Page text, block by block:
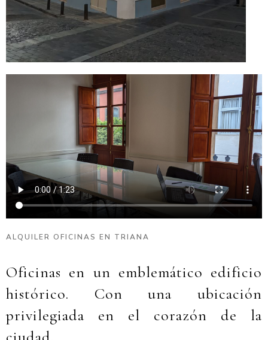
ALQUILER OFICINAS EN TRIANA
Oficinas en un emblemático edificio
histórico. Con una ubicación
privilegiada en el corazón de la